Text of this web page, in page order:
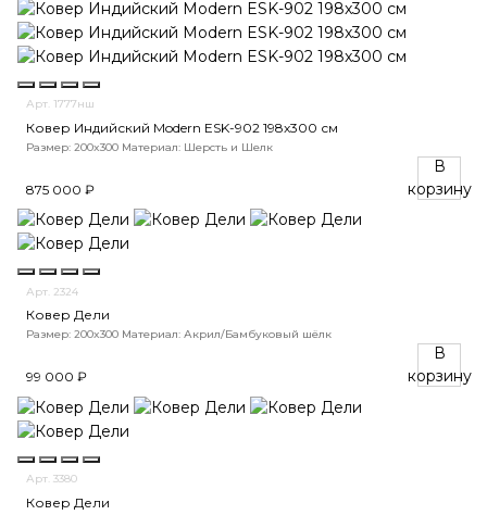
Арт. 1777нш
Ковер Индийский Modern ESK-902 198x300 см
Размер: 200x300 Материал: Шерсть и Шелк
875 000 ₽
В
корзину
Арт. 2324
Ковер Дели
Размер: 200x300 Материал: Акрил/Бамбуковый шёлк
99 000 ₽
В
корзину
Арт. 3380
Ковер Дели